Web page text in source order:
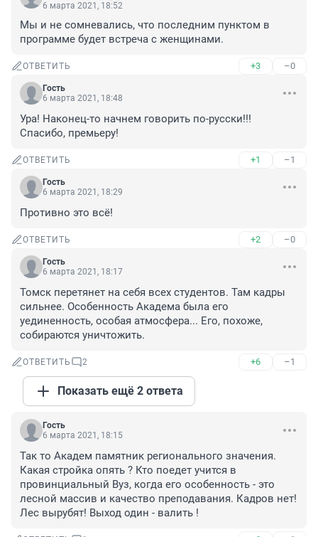
6 марта 2021, 18:52
Мы и не сомневались, что последним пунктом в
программе будет встреча с женщинами.
ОТВЕТИТЬ +3 –0
Гость
6 марта 2021, 18:48
Ура! Наконец-то начнем говорить по-русски!!!
Спасибо, премьеру!
ОТВЕТИТЬ +1 –1
Гость
6 марта 2021, 18:29
Противно это всё!
ОТВЕТИТЬ +2 –0
Гость
6 марта 2021, 18:17
Томск перетянет на себя всех студентов. Там кадры
сильнее. Особенность Академа была его
уединенность, особая атмосфера... Его, похоже,
собираются уничтожить.
ОТВЕТИТЬ 2 +6 –1
Показать ещё 2 ответа
Гость
6 марта 2021, 18:15
Так то Академ памятник регионального значения.
Какая стройка опять ? Кто поедет учится в
провинциальный Вуз, когда его особенность - это
лесной массив и качество преподавания. Кадров нет!
Лес вырубят! Выход один - валить !